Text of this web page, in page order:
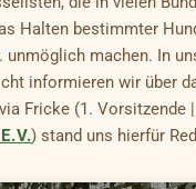
Halten bestimmter
unmöglich machen. In
informieren wir über
Fricke (1. Vorsitzende |
) stand uns hierfür